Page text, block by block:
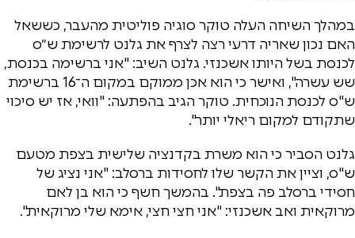
במהלך השיחה העלה טוקר סוגיה פוליטית מהעבר, כששאל
האם נכון שאריה דרעי רצה לצרף את גלנט לרשימת ש״ס
לכנסת בשל היותו אשכנזי. גלנט השיב: "אני ברשימה בכנסת,
שש עשרה", ואישר כי הוא אכן ממוקם במקום ה־16 ברשימת
ש"ס לכנסת הנוכחית. טוקר הגיב בהפתעה: "וואי, אז יש סיכוי
שתקודם למקום ריאלי יותר".
גלנט הסביר כי הוא משרת בקדנציה שלישית בצפת מטעם
ש"ס, וציין את הקשר שלו לחסידות ברסלב: "אני נציג של
חסידי ברסלב פה בצפת". בהמשך חשף כי הוא בן לאם
מרוקאית ואב אשכנזי: "אני חצי חצי, אימא שלי מרוקאית".